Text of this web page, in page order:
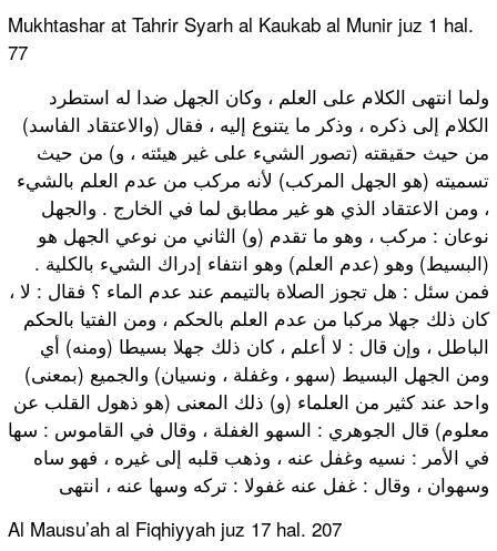
Mukhtashar at Tahrir Syarh al Kaukab al Munir juz 1 hal.
77
ولما انتهى الكلام على العلم ، وكان الجهل ضدا له استطرد
الكلام إلى ذكره ، وذكر ما يتنوع إليه ، فقال (والاعتقاد الفاسد)
من حيث حقيقته (تصور الشيء على غير هيئته ، و) من حيث
تسميته (هو الجهل المركب) لأنه مركب من عدم العلم بالشيء
، ومن الاعتقاد الذي هو غير مطابق لما في الخارج . والجهل
نوعان : مركب ، وهو ما تقدم (و) الثاني من نوعي الجهل هو
(البسيط) وهو (عدم العلم) وهو انتفاء إدراك الشيء بالكلية .
فمن سئل : هل تجوز الصلاة بالتيمم عند عدم الماء ؟ فقال : لا ،
كان ذلك جهلا مركبا من عدم العلم بالحكم ، ومن الفتيا بالحكم
الباطل ، وإن قال : لا أعلم ، كان ذلك جهلا بسيطا (ومنه) أي
ومن الجهل البسيط (سهو ، وغفلة ، ونسيان) والجميع (بمعنى)
واحد عند كثير من العلماء (و) ذلك المعنى (هو ذهول القلب عن
معلوم) قال الجوهري : السهو الغفلة ، وقال في القاموس : سها
في الأمر : نسيه وغفل عنه ، وذهب قلبه إلى غيره ، فهو ساه
وسهوان ، وقال : غفل عنه غفولا : تركه وسها عنه ، انتهى
Al Mausu’ah al Fiqhiyyah juz 17 hal. 207